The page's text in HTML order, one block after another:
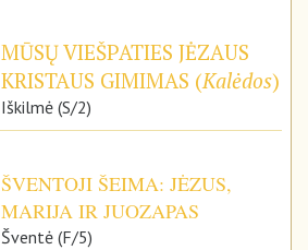
MŪSŲ VIEŠPATIES JĖZAUS
KRISTAUS GIMIMAS (Kalėdos)
Iškilmė (S/2)
ŠVENTOJI ŠEIMA: JĖZUS,
MARIJA IR JUOZAPAS
Šventė (F/5)